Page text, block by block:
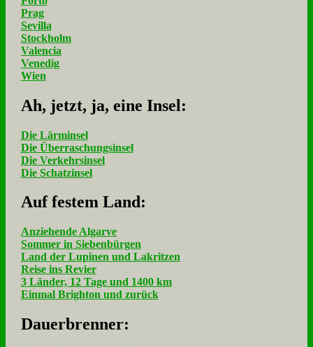
Prag
Sevilla
Stockholm
Valencia
Venedig
Wien
Ah, jetzt, ja, ei­ne In­sel:
Die Lärminsel
Die Überraschungsinsel
Die Verkehrsinsel
Die Schatzinsel
Auf fe­stem Land:
Anziehende Algarve
Sommer in Siebenbürgen
Land der Lupinen und Lakritzen
Reise ins Revier
3 Länder, 12 Tage und 1400 km
Einmal Brighton und zurück
Dau­er­bren­ner: